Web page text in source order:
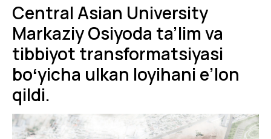
Central Asian University
Markaziy Osiyoda ta’lim va
tibbiyot transformatsiyasi
boʻyicha ulkan loyihani e’lon
qildi.